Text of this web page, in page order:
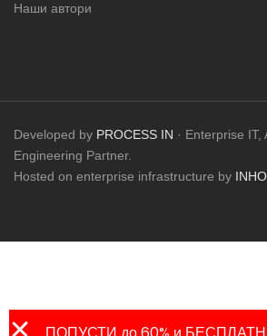
Наши автори
Developed by PROCESS IN · Enterprise IT,
Engineering Partner.
Hosted on enterprise infrastructure by